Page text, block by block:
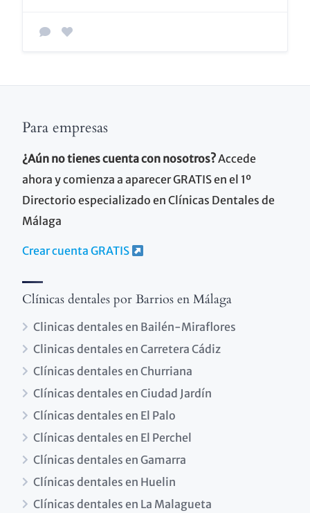
Para empresas
¿Aún no tienes cuenta con nosotros?Accede
ahora y comienza a aparecer GRATIS en el 1º
Directorio especializado en Clínicas Dentales de
Málaga
Crear cuenta GRATIS
Clínicas dentales por Barrios en Málaga
Clinicas dentales en Bailén-Miraflores
Clinicas dentales en Carretera Cádiz
Clínicas dentales en Churriana
Clínicas dentales en Ciudad Jardín
Clínicas dentales en El Palo
Clínicas dentales en El Perchel
Clínicas dentales en Gamarra
Clínicas dentales en Huelin
Clínicas dentales en La Malagueta